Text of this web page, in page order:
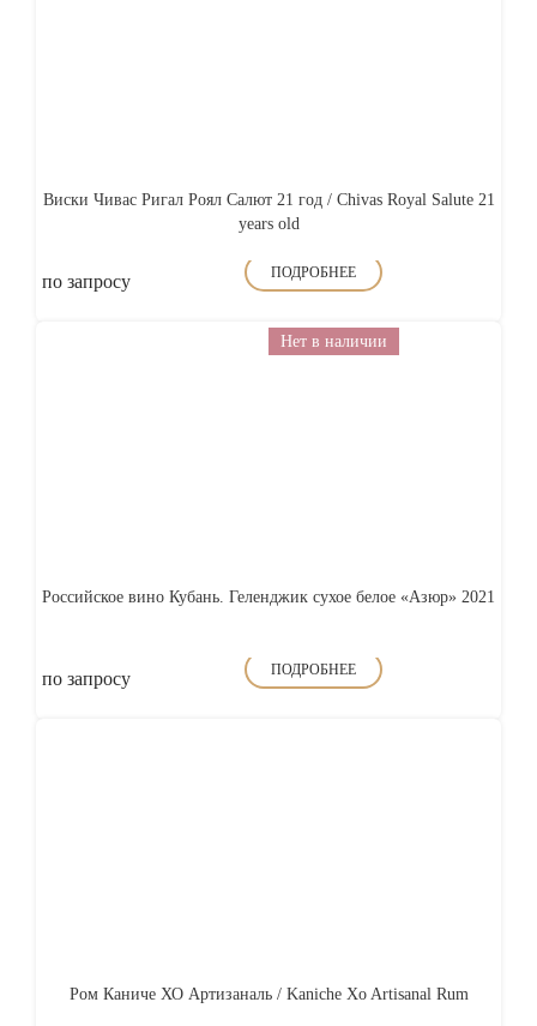
Виски Чивас Ригал Роял Салют 21 год / Chivas Royal Salute 21
years old
по запросу ПОДРОБНЕЕ
Нет в наличии
Российское вино Кубань. Геленджик сухое белое «Азюр» 2021
по запросу ПОДРОБНЕЕ
Ром Каниче ХО Артизаналь / Kaniche Xo Artisanal Rum